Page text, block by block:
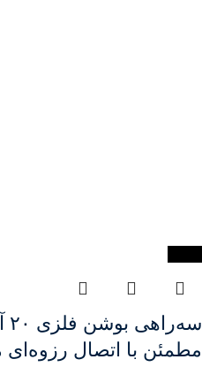
مطمئن با اتصال رزوه‌ای